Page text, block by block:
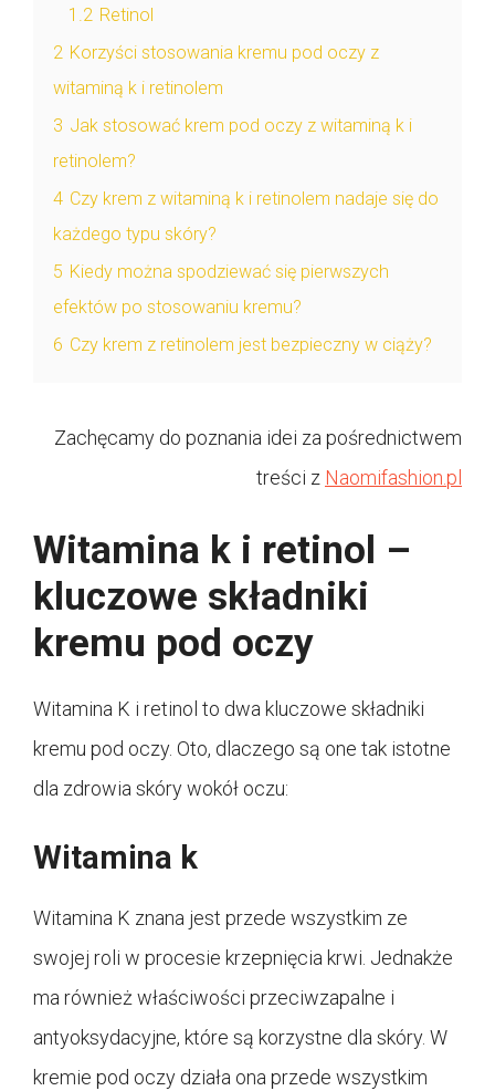
1.2 Retinol
2 Korzyści stosowania kremu pod oczy z
witaminą k i retinolem
3 Jak stosować krem pod oczy z witaminą k i
retinolem?
4 Czy krem z witaminą k i retinolem nadaje się do
każdego typu skóry?
5 Kiedy można spodziewać się pierwszych
efektów po stosowaniu kremu?
6 Czy krem z retinolem jest bezpieczny w ciąży?
Zachęcamy do poznania idei za pośrednictwem
treści z Naomifashion.pl
Witamina k i retinol –
kluczowe składniki
kremu pod oczy
Witamina K i retinol to dwa kluczowe składniki
kremu pod oczy. Oto, dlaczego są one tak istotne
dla zdrowia skóry wokół oczu:
Witamina k
Witamina K znana jest przede wszystkim ze
swojej roli w procesie krzepnięcia krwi. Jednakże
ma również właściwości przeciwzapalne i
antyoksydacyjne, które są korzystne dla skóry. W
kremie pod oczy działa ona przede wszystkim